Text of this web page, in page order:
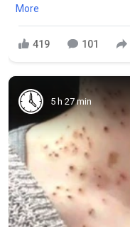
More
419 101
5 h 27 min